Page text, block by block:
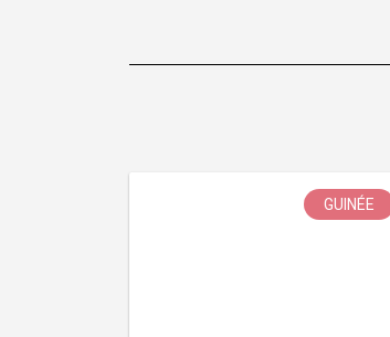
GUINÉE